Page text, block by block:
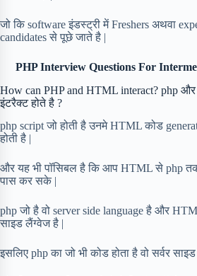
जो कि software इंडस्ट्री में Freshers अथवा
candidates से पूछे जाते है |
PHP Interview Questions For
How can PHP and HTML interact? php
इंटरैक्ट होते है ?
php script जो होती है उनमे HTML कोड
होती है |
और यह भी पॉसिबल है कि आप HTML से php
पास कर सके |
php जो है वो server side language है और
साइड लैंग्वेज है |
इसलिए php का जो भी कोड होता है वो सर्वर